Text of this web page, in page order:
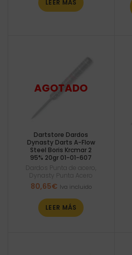
LEER MÁS
Dartstore Dardos
Dynasty Darts A-Flow
Steel Boris Krcmar 2
95% 20gr 01-01-607
Dardos Punta de acero
Dynasty Punta Acero
80,65€ Iva incluido
LEER MÁS